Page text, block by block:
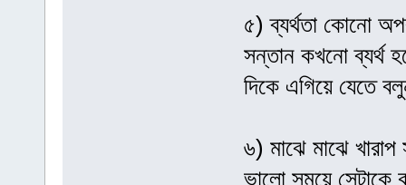
৫) ব্যর্থতা কোনো
সন্তান কখনো ব্যর্থ
দিকে এগিয়ে যেতে
৬) মাঝে মাঝে
ভালো সময়ে সেটাকে